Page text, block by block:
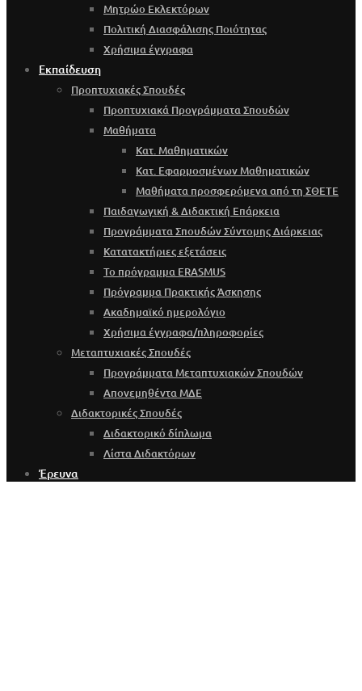
Μητρώο Εκλεκτόρων
Πολιτική Διασφάλισης Ποιότητας
Χρήσιμα έγγραφα
Εκπαίδευση
Προπτυχιακές Σπουδές
Προπτυχιακά Προγράμματα Σπουδών
Μαθήματα
Κατ. Μαθηματικών
Κατ. Εφαρμοσμένων Μαθηματικών
Μαθήματα προσφερόμενα από τη ΣΘΕΤΕ
Παιδαγωγική & Διδακτική Επάρκεια
Προγράμματα Σπουδών Σύντομης Διάρκειας
Κατατακτήριες εξετάσεις
Το πρόγραμμα ERASMUS
Πρόγραμμα Πρακτικής Άσκησης
Ακαδημαϊκό ημερολόγιο
Χρήσιμα έγγραφα/πληροφορίες
Μεταπτυχιακές Σπουδές
Προγράμματα Μεταπτυχιακών Σπουδών
Απονεμηθέντα ΜΔΕ
Διδακτορικές Σπουδές
Διδακτορικό δίπλωμα
Λίστα Διδακτόρων
Έρευνα